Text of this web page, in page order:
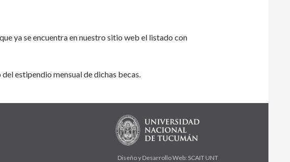
que ya se encuentra en nuestro sitio web el listado con
estipendio mensual de dichas becas.
Diseño y Desarrollo Web: SCAIT UNT